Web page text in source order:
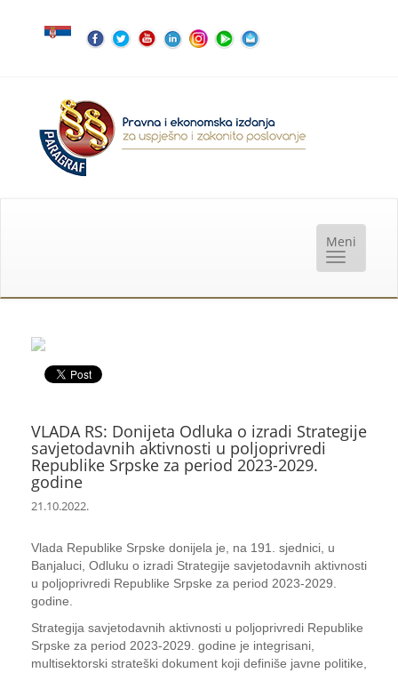
VLADA RS: Donijeta Odluka o izradi Strategije
savjetodavnih aktivnosti u poljoprivredi
Republike Srpske za period 2023-2029.
godine
21.10.2022.
Vlada Republike Srpske donijela je, na 191. sjednici, u
Banjaluci, Odluku o izradi Strategije savjetodavnih aktivnosti
u poljoprivredi Republike Srpske za period 2023-2029.
godine.
Strategija savjetodavnih aktivnosti u poljoprivredi Republike
Srpske za period 2023-2029. godine je integrisani,
multisektorski strateški dokument koji definiše javne politike,